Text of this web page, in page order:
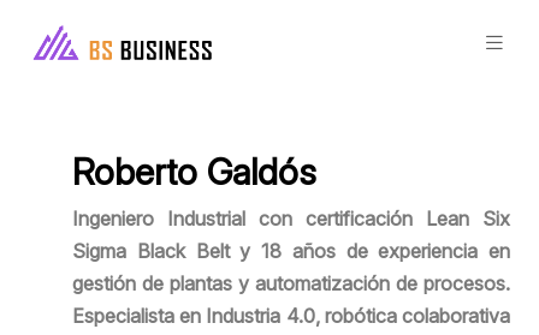
Roberto Galdós
Ingeniero Industrial con certificación Lean Six
Sigma Black Belt y 18 años de experiencia en
gestión de plantas y automatización de procesos.
Especialista en Industria 4.0, robótica colaborativa